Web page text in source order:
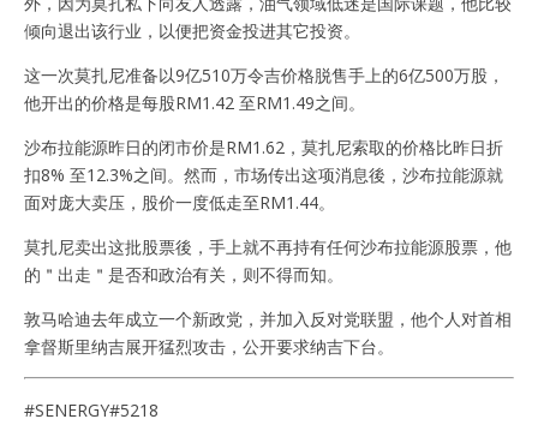
倾向退出该行业，以便把资金投进其它投资。
这一次莫扎尼准备以9亿510万令吉价格脱售手上的6亿500万股，
他开出的价格是每股RM1.42 至RM1.49之间。
沙布拉能源昨日的闭市价是RM1.62，莫扎尼索取的价格比昨日折
扣8% 至12.3%之间。然而，市场传出这项消息後，沙布拉能源就
面对庞大卖压，股价一度低走至RM1.44。
莫扎尼卖出这批股票後，手上就不再持有任何沙布拉能源股票，他
的＂出走＂是否和政治有关，则不得而知。
敦马哈迪去年成立一个新政党，并加入反对党联盟，他个人对首相
拿督斯里纳吉展开猛烈攻击，公开要求纳吉下台。
#SENERGY#5218